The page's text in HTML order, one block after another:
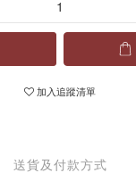
加入追蹤清單
送貨及付款方式